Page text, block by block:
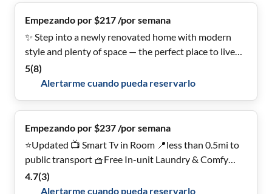
Empezando por $217 /por semana
✨ Step into a newly renovated home with modern
style and plenty of space — the perfect place to live
comfortably. 🏡
5(8)
Alertarme cuando pueda reservarlo
Empezando por $237 /por semana
⭐️Updated 📺 Smart Tv in Room 📍less than 0.5mi to
public transport 🧺Free In-unit Laundry & Comfy
Home!
4.7(3)
Alertarme cuando pueda reservarlo